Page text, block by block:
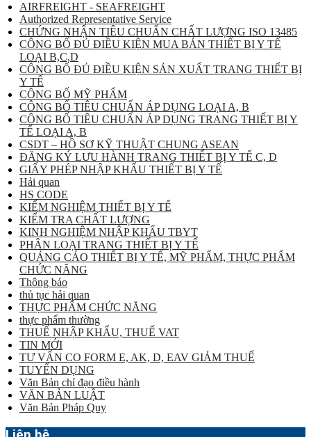
AIRFREIGHT - SEAFREIGHT
Authorized Representative Service
CHỨNG NHẬN TIÊU CHUẨN CHẤT LƯỢNG ISO 13485
CÔNG BỐ ĐỦ ĐIỀU KIỆN MUA BÁN THIẾT BỊ Y TẾ
LOẠI B,C,D
CÔNG BỐ ĐỦ ĐIỀU KIỆN SẢN XUẤT TRANG THIẾT BỊ
Y TẾ
CÔNG BỐ MỸ PHẨM
CÔNG BỐ TIÊU CHUẨN ÁP DỤNG LOẠI A, B
CÔNG BỐ TIÊU CHUẨN ÁP DỤNG TRANG THIẾT BỊ Y
TẾ LOẠI A, B
CSDT – HỒ SƠ KỸ THUẬT CHUNG ASEAN
ĐĂNG KÝ LƯU HÀNH TRANG THIẾT BỊ Y TẾ C, D
GIẤY PHÉP NHẬP KHẨU THIẾT BỊ Y TẾ
Hải quan
HS CODE
KIỂM NGHIỆM THIẾT BỊ Y TẾ
KIỂM TRA CHẤT LƯỢNG
KINH NGHIỆM NHẬP KHẨU TBYT
PHÂN LOẠI TRANG THIẾT BỊ Y TẾ
QUẢNG CÁO THIẾT BỊ Y TẾ, MỸ PHẨM, THỰC PHẨM
CHỨC NĂNG
Thông báo
thủ tục hải quan
THỰC PHẨM CHỨC NĂNG
thực phẩm thường
THUẾ NHẬP KHẨU, THUẾ VAT
TIN MỚI
TƯ VẤN CO FORM E, AK, D, EAV GIẢM THUẾ
TUYỂN DỤNG
Văn Bản chỉ đạo điều hành
VĂN BẢN LUẬT
Văn Bản Pháp Quy